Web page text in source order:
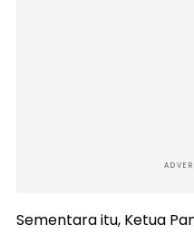
Sementara itu, Ketua